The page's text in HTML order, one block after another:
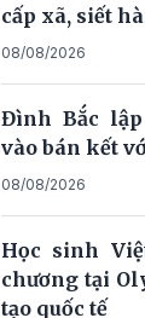
cấp xã, siết
08/08/2026
Đình Bắc
vào bán kết
08/08/2026
Học sinh
chương tại
tạo quốc tế